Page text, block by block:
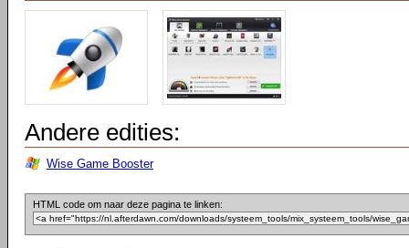
Andere edities:
Wise Game Booster
HTML code om naar deze pagina te linken: